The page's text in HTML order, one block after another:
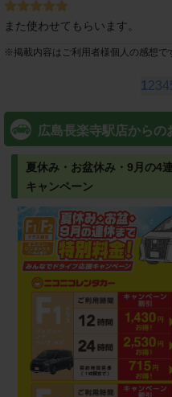
また使わせてもらいます。
※ 掲載内容はご利用者様個人の感想で
1 234
広島長楽寺駅店からの
夏休み・お盆休み・9月の4
キャンペーン